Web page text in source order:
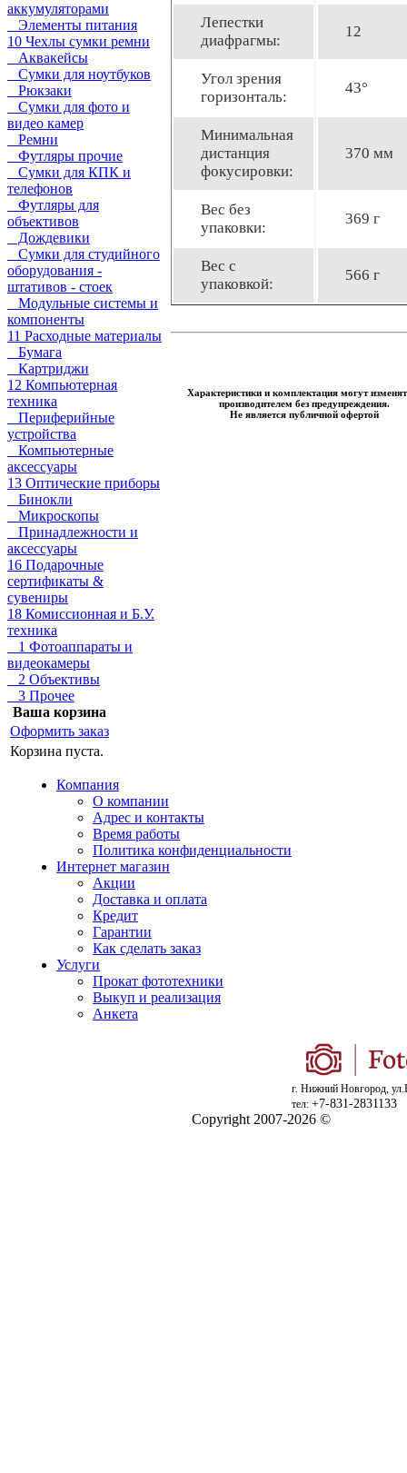
аккумуляторами
Элементы питания
10 Чехлы сумки ремни
Аквакейсы
Сумки для ноутбуков
Рюкзаки
Сумки для фото и
видео камер
Ремни
Футляры прочие
Сумки для КПК и
телефонов
Футляры для
объективов
Дождевики
Сумки для студийного
оборудования -
штативов - стоек
Модульные системы и
компоненты
11 Расходные материалы
Бумага
Картриджи
12 Компьютерная
техника
Периферийные
устройства
Компьютерные
аксессуары
13 Оптические приборы
Бинокли
Микроскопы
Принадлежности и
аксессуары
16 Подарочные
сертификаты &
сувениры
18 Комиссионная и Б.У.
техника
1 Фотоаппараты и
видеокамеры
2 Объективы
3 Прочее
Ваша корзина
Оформить заказ
Корзина пуста.
Лепестки
диафрагмы:
12
Угол зрения
горизонталь:
43°
Минимальная
дистанция
фокусировки:
370 мм
Вес без
упаковки:
369 г
Вес с
упаковкой:
566 г
Характеристики и комплектация могут
производителем без предупреждения.
Не является публичной офертой
Компания
О компании
Адрес и контакты
Время работы
Политика конфиденциальности
Интернет магазин
Акции
Доставка и оплата
Кредит
Гарантии
Как сделать заказ
Услуги
Прокат фототехники
Выкуп и реализация
Анкета
г. Нижний Новгород,
тел: +7-831-2831133
Copyright 2007-2026 ©